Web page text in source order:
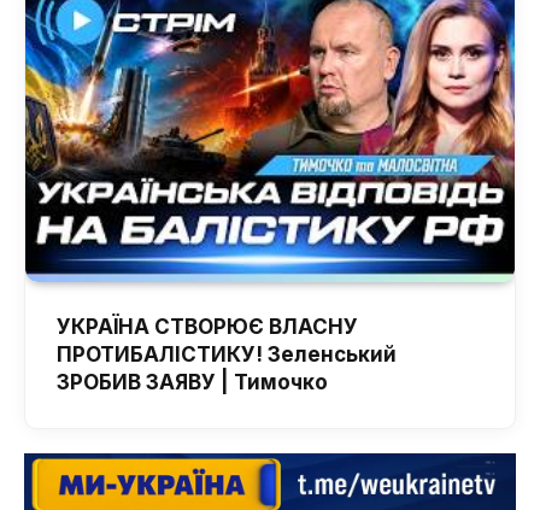
УКРАЇНА СТВОРЮЄ ВЛАСНУ
ПРОТИБАЛІСТИКУ! Зеленський
ЗРОБИВ ЗАЯВУ | Тимочко